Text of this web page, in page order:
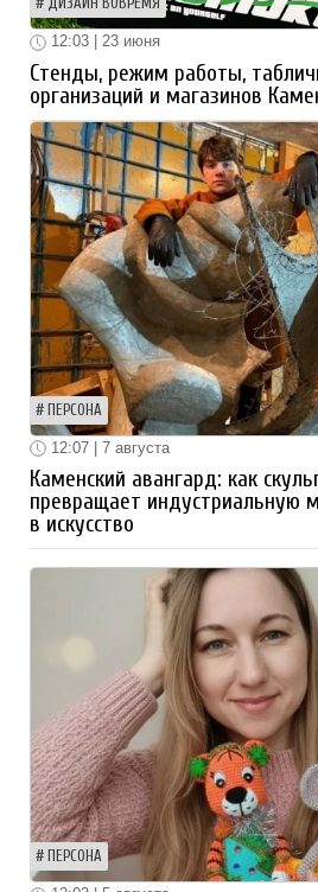
ДИЗАЙН ВОВРЕМЯ
12:03 | 23 июня
Стенды, режим работы,
организаций и магазинов
ПЕРСОНА
12:07 | 7 августа
Каменский авангард: как
превращает индустриальную
в искусство
ПЕРСОНА